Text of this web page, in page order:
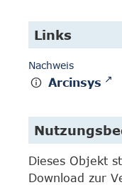
Links
Nachweis
Arcinsys
Dieses Objekt
Download zur